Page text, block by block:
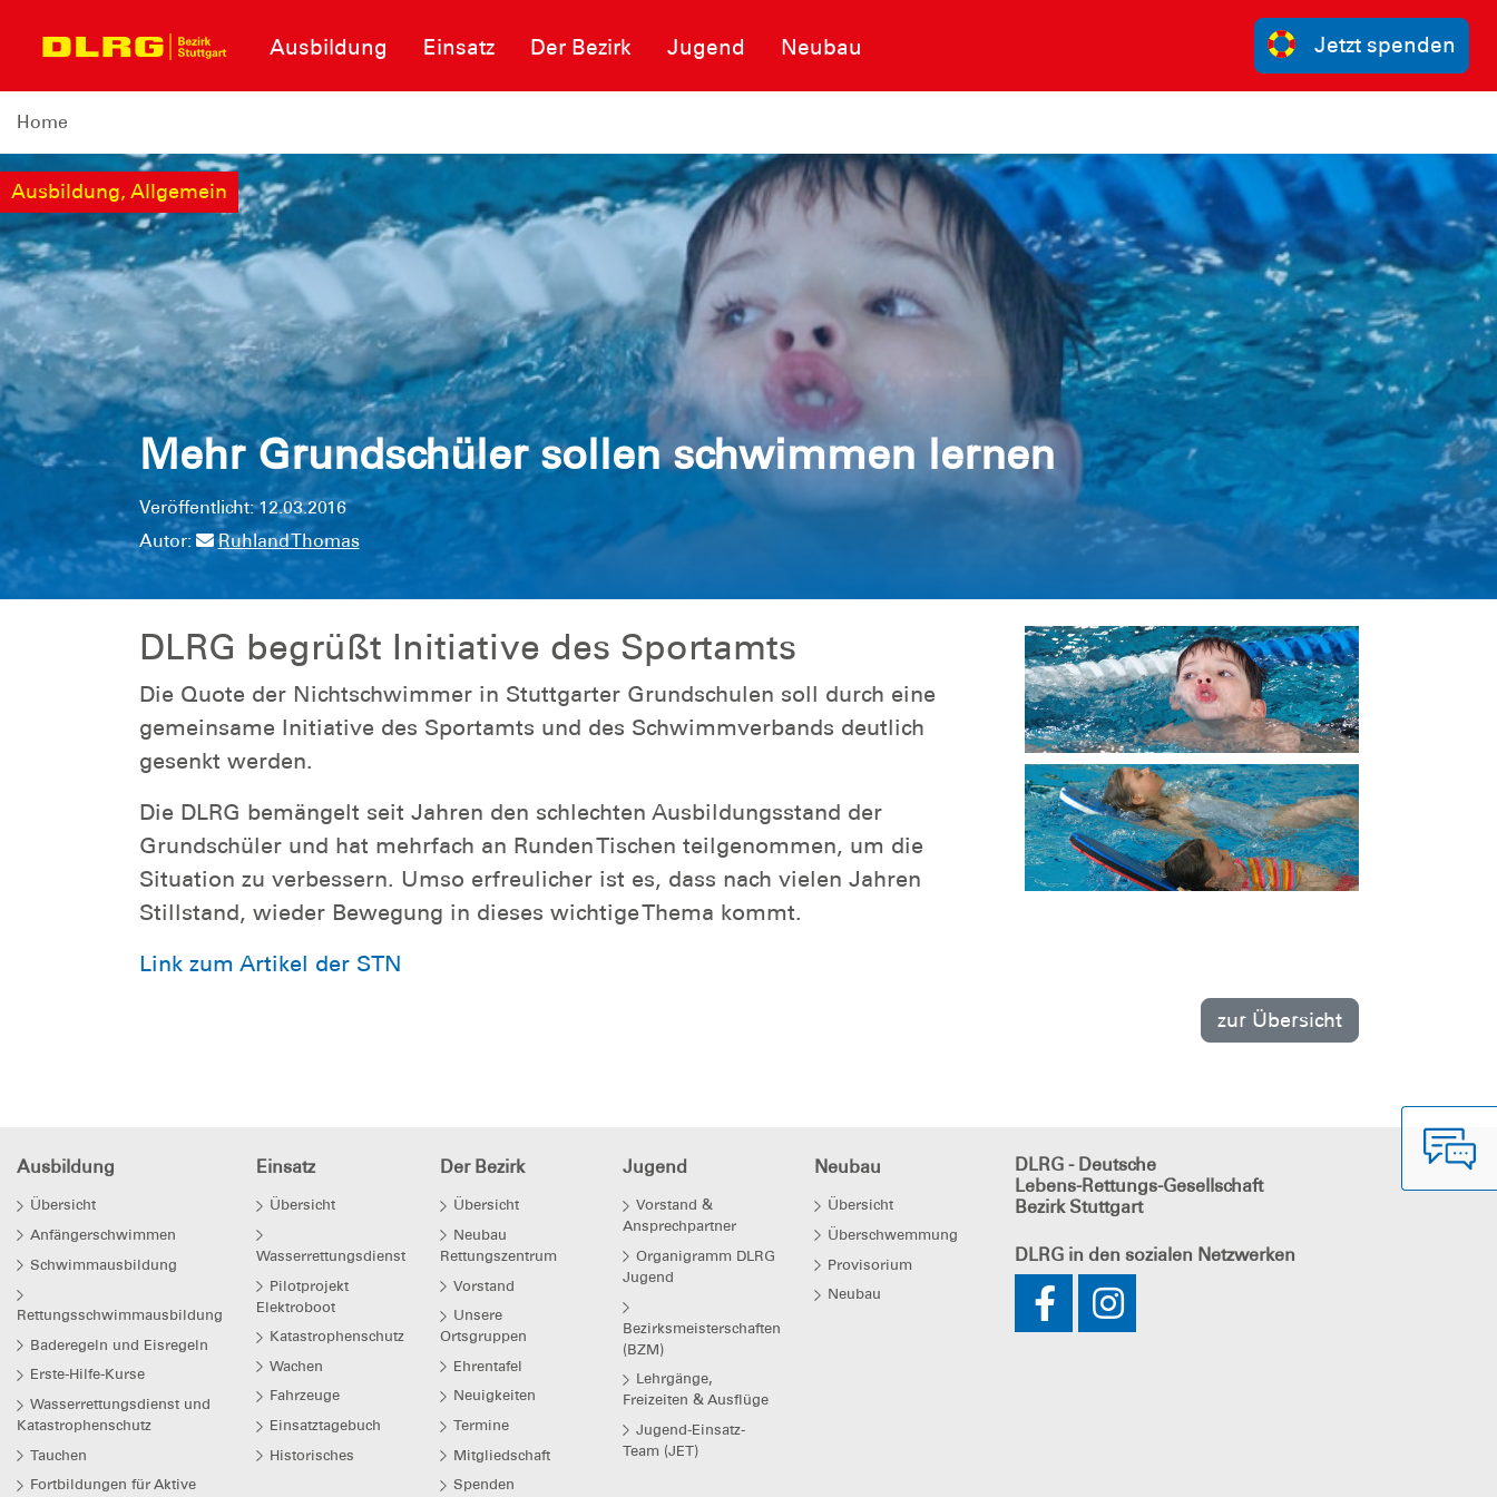
Ausbildung Einsatz Der Bezirk Jugend Neubau Jetzt spenden
Home
Ausbildung, Allgemein
Mehr Grundschüler sollen schwimmen lernen
Veröffentlicht: 12.03.2016
Autor:
Ruhland Thomas
DLRG begrüßt Initiative des Sportamts
Die Quote der Nichtschwimmer in Stuttgarter Grundschulen soll durch eine
gemeinsame Initiative des Sportamts und des Schwimmverbands deutlich
gesenkt werden.
Die DLRG bemängelt seit Jahren den schlechten Ausbildungsstand der
Grundschüler und hat mehrfach an Runden Tischen teilgenommen, um die
Situation zu verbessern. Umso erfreulicher ist es, dass nach vielen Jahren
Stillstand, wieder Bewegung in dieses wichtige Thema kommt.
Link zum Artikel der STN
zur Übersicht
Ausbildung
Übersicht
Anfängerschwimmen
Schwimmausbildung
Rettungsschwimmausbildung
Baderegeln und Eisregeln
Erste-Hilfe-Kurse
Wasserrettungsdienst und
Katastrophenschutz
Tauchen
Fortbildungen für Aktive
Einsatz
Übersicht
Wasserrettungsdienst
Pilotprojekt
Elektroboot
Katastrophenschutz
Wachen
Fahrzeuge
Einsatztagebuch
Historisches
Der Bezirk
Übersicht
Neubau
Rettungszentrum
Vorstand
Unsere
Ortsgruppen
Ehrentafel
Neuigkeiten
Termine
Mitgliedschaft
Spenden
Jugend
Vorstand &
Ansprechpartner
Organigramm DLRG
Jugend
Bezirksmeisterschaften
(BZM)
Lehrgänge,
Freizeiten & Ausflüge
Jugend-Einsatz-
Team (JET)
Neubau
Übersicht
Überschwemmung
Provisorium
Neubau
DLRG - Deutsche
Lebens-Rettungs-Gesellschaft
Bezirk Stuttgart
DLRG in den sozialen Netzwerken